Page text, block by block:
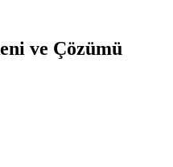
ve Çözümü